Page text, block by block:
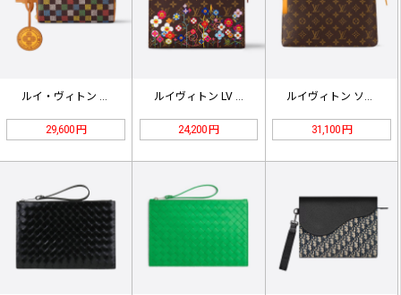
ルイ・ヴィトン ロッカー ドップキッ…
29,600 円
ルイヴィトン LV x TM トイレ…
24,200 円
ルイヴィトン ソフトトラベルポーチ …
31,100 円